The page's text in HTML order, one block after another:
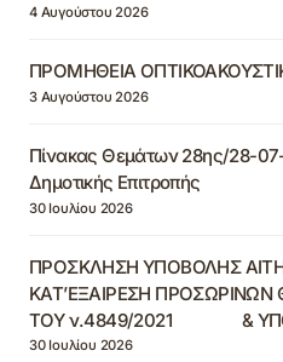
4 Αυγούστου 2026
ΠΡΟΜΗΘΕΙΑ
3 Αυγούστου 2026
Πίνακας Θεμάτων 28ης/28-
Δημοτικής Επιτροπής
30 Ιουλίου 2026
ΠΡΟΣΚΛΗΣΗ ΥΠΟΒΟΛΗΣ
ΚΑΤ’ΕΞΑΙΡΕΣΗ
ΤΟΥ ν.4849/2021 &
30 Ιουλίου 2026